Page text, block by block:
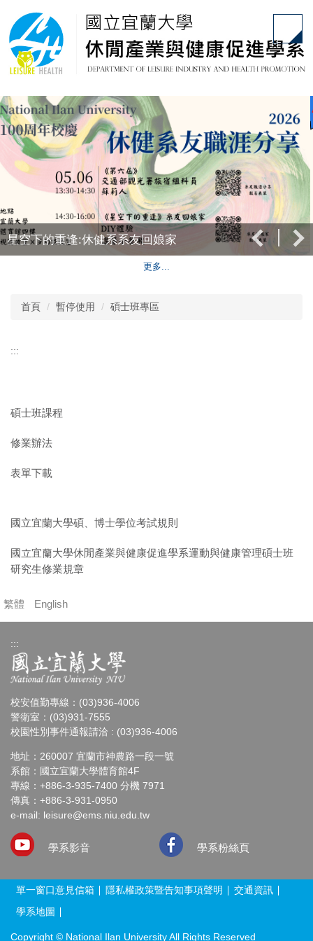
到
主
要
內
區
星空下的重逢:休健系系友回娘家
更多...
首頁 暫停使用 碩士班專區
:::
碩士班課程
修業辦法
表單下載
國立宜蘭大學碩、博士學位考試規則
國立宜蘭大學休閒產業與健康促進學系運動與健康管理碩士班
研究生修業規章
繁體 English
:::
校安值勤專線：(03)936-4006
警衛室：(03)931-7555
校園性別事件通報請洽 : (03)936-4006
地址：260007 宜蘭市神農路一段一號
系館：國立宜蘭大學體育館4F
專線：+886-3-935-7400 分機 7971
傳真：+886-3-931-0950
e-mail: leisure@ems.niu.edu.tw
學系影音 學系粉絲頁
單一窗口意見信箱 隱私權政策暨告知事項聲明
交通資訊
學系地圖
Copyright © National Ilan University All Rights Reserved